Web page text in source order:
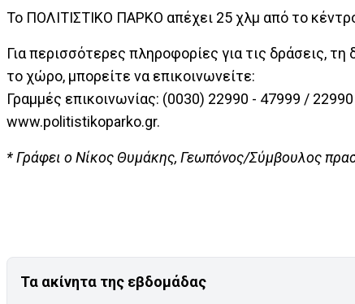
Το ΠΟΛΙΤΙΣΤΙΚΟ ΠΑΡΚΟ απέχει 25 χλμ από το
Για περισσότερες πληροφορίες για τις δράσεις,
το χώρο, μπορείτε να επικοινωνείτε:
Γραμμές επικοινωνίας: (0030) 22990 - 47999 /
www.politistikoparko.gr.
* Γράφει ο Νίκος Θυμάκης, Γεωπόνος/Σύμβουλος
Τα ακίνητα της εβδομάδας